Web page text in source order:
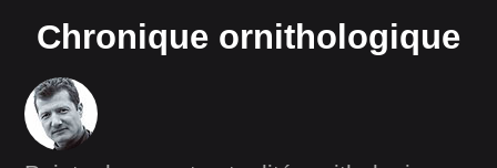
Chronique ornithologique